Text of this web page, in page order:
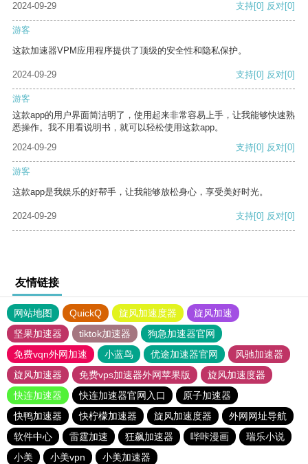
2024-09-29 支持[0] 反对[0]
游客
这款加速器VPM应用程序提供了顶级的安全性和隐私保护。
2024-09-29 支持[0] 反对[0]
游客
这款app的用户界面简洁明了，使用起来非常容易上手，让我能够快速熟
悉操作。我不用看说明书，就可以轻松使用这款app。
2024-09-29
支持[0] 反对[0]
游客
这款app是我娱乐的好帮手，让我能够放松身心，享受美好时光。
2024-09-29 支持[0] 反对[0]
友情链接
网站地图 QuickQ 旋风加速度器
旋风加速
坚果加速器
tiktok加速器
狗急加速器官网
免费vqn外网加速
小蓝鸟 优途加速器官网
风驰加速器
旋风加速器
免费vps加速器外网苹果版
旋风加速度器
快连加速器
快连加速器官网入口
原子加速器
快鸭加速器
快柠檬加速器 旋风加速度器
外网网址导航
软件中心
雷霆加速 狂飙加速器 哔咔漫画
瑞乐小说
小美
小美vpn
小美加速器